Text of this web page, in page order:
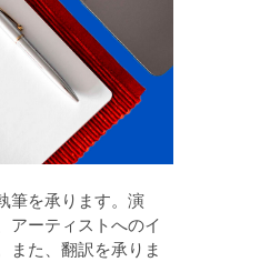
筆を承ります。演
アーティストへのイ
また、翻訳を承りま